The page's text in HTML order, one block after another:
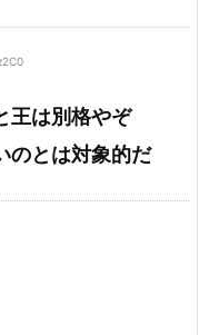
王は別格やぞ
のとは対象的だ